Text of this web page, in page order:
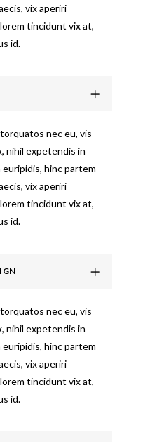
vix aperiri
tincidunt vix at,
id.
nec eu, vis
nihil expetendis in
euripidis, hinc partem
vix aperiri
tincidunt vix at,
id.
nec eu, vis
nihil expetendis in
euripidis, hinc partem
vix aperiri
tincidunt vix at,
id.